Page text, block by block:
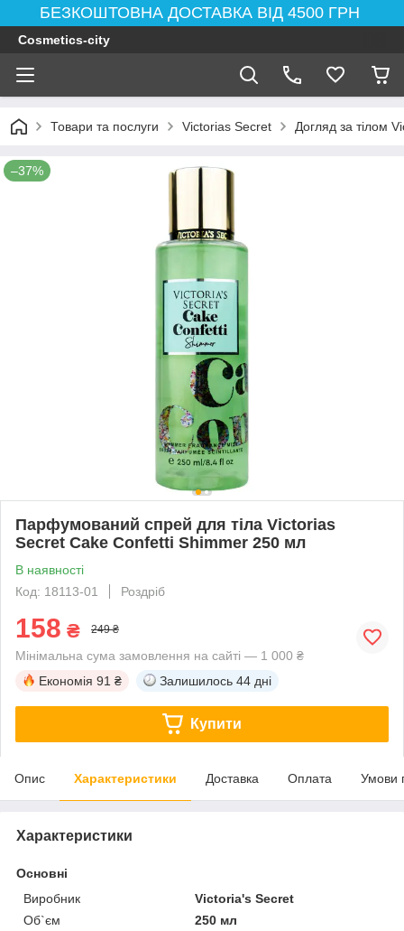
БЕЗКОШТОВНА ДОСТАВКА ВІД 4500 ГРН
Cosmetics-city
Товари та послуги Victorias Secret Догляд за тілом
–37%
Парфумований спрей для тіла Victorias
Secret Cake Confetti Shimmer 250 мл
В наявності
Код: 18113-01
Роздріб
158 ₴ 249 ₴
Мінімальна сума замовлення на сайті — 1 000 ₴
Економія 91 ₴ Залишилось 44 дні
Купити
Опис Характеристики Доставка Оплата Умови
Характеристики
Основні
Виробник
Victoria's Secret
Об`єм
250 мл